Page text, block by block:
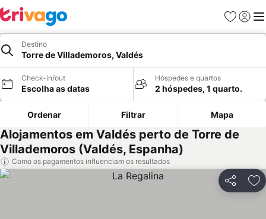
Favoritos
Iniciar
Destino
Torre de Villademoros, Valdés
Check-in/out
Escolha as datas
Hóspedes e quartos
2 hóspedes, 1 quarto.
Ordenar Filtrar Mapa
Alojamentos em Valdés perto de Torre de
Villademoros (Valdés, Espanha)
Como os pagamentos influenciam os resultados
Partilhar